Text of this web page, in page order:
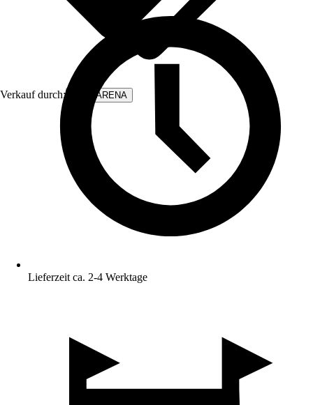
Verkauf durch: WALLARENA
Lieferzeit ca. 2-4 Werktage